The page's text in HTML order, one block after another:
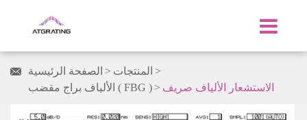
 الصفحة الرئيسية
المنتجات
الألياف براج مقضب ( FBG )
الاستشعار الألياف صريف